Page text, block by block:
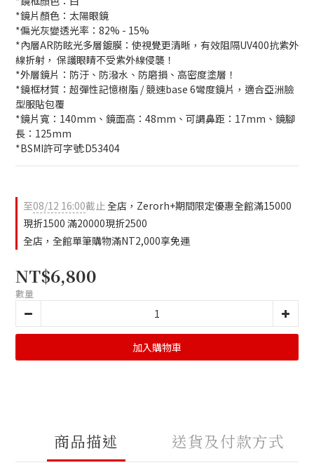
*鏡片顏色：太陽眼鏡
*偏光灰變透光率：82% - 15%
*內層AR防眩光多層鍍膜：使視覺更清晰，有效阻隔UV400抗紫外
線折射， 保護眼睛不受紫外線侵襲！
*外層鏡片：防汙、防潑水、防磨損、高密度塗層！
*鏡框材質：超彈性記憶樹脂 / 競速base 6彎度鏡片，適合亞洲臉
型服貼包覆
*鏡片寬：140mm、鏡面高：48mm、可調鼻距：17mm、鏡腳
長：125mm
*BSMI許可字號:D53404
至08/12 16:00截止全店，Zerorh+期間限定優惠全館滿15000
現折1500 滿20000現折2500
全店，全館單筆購物滿NT2,000享免運
NT$6,800
數量
加入購物車
商品描述 送貨及付款方式